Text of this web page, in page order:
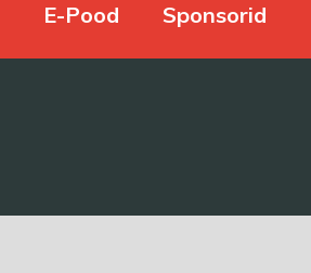
E-Pood Sponsorid